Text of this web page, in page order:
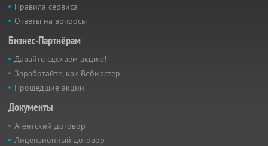
Правила сервиса
Ответы на вопросы
Бизнес-Партнёрам
Давайте сделаем акцию!
Заработайте, как Вебмастер
Прошедшие акции
Документы
Агентский договор
Лицензионный договор